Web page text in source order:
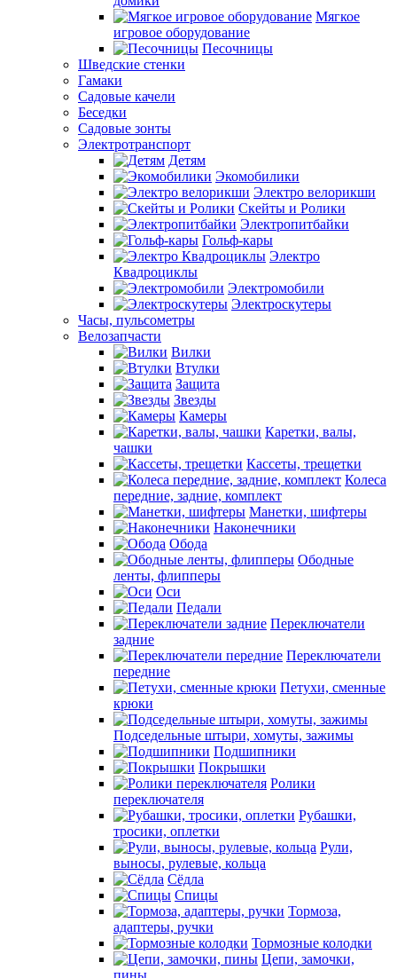
Мягкое
игровое оборудование
Песочницы
Шведские стенки
Гамаки
Садовые качели
Беседки
Садовые зонты
Электротранспорт
Детям
Экомобилики
Электро велорикши
Скейты и Ролики
Электропитбайки
Гольф-кары
Электро
Квадроциклы
Электромобили
Электроскутеры
Часы, пульсометры
Велозапчасти
Вилки
Втулки
Защита
Звезды
Камеры
Каретки, валы,
чашки
Кассеты, трещетки
Колеса
передние, задние, комплект
Манетки, шифтеры
Наконечники
Обода
Ободные
ленты, флипперы
Оси
Педали
Переключатели
задние
Переключатели
передние
Петухи, сменные
крюки
Подседельные штыри, хомуты, зажимы
Подшипники
Покрышки
Ролики
переключателя
Рубашки,
тросики, оплетки
Рули,
выносы, рулевые, кольца
Сёдла
Спицы
Тормоза,
адаптеры, ручки
Тормозные колодки
Цепи, замочки,
пины